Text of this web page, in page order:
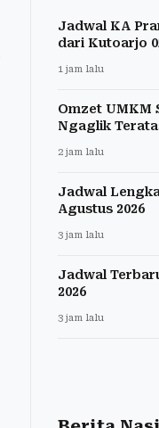
Jadwal KA
dari Kutoarjo
1 jam lalu
Omzet UMKM
Ngaglik
2 jam lalu
Jadwal
Agustus 2026
3 jam lalu
Jadwal
2026
3 jam lalu